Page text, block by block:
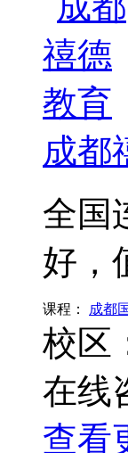
成都
全国
好，
课程： 成都
校区
在线
查看